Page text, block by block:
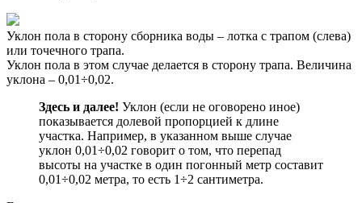
Уклон пола в сторону сборника воды – лотка с трапом (слева)
или точечного трапа.
Уклон пола в этом случае делается в сторону трапа. Величина
уклона – 0,01÷0,02.
Здесь и далее! Уклон (если не оговорено иное)
показывается долевой пропорцией к длине
участка. Например, в указанном выше случае
уклон 0,01÷0,02 говорит о том, что перепад
высоты на участке в один погонный метр составит
0,01÷0,02 метра, то есть 1÷2 сантиметра.